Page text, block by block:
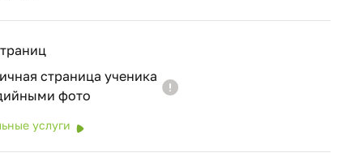
страница ученика
фото
услуги